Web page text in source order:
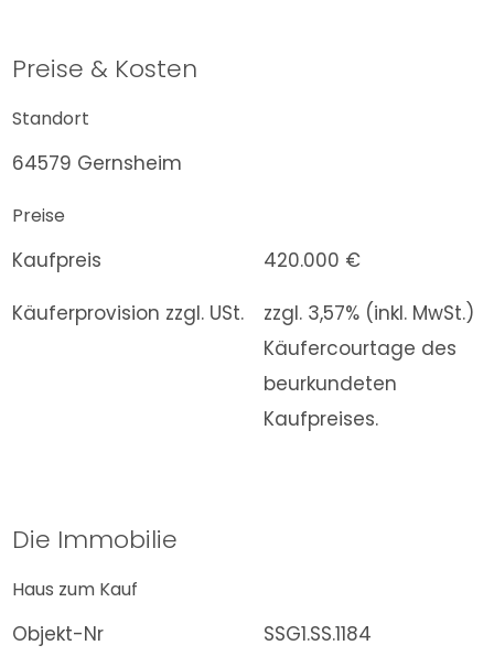
Preise & Kosten
Standort
64579 Gernsheim
Preise
Kaufpreis
420.000 €
Käuferprovision zzgl. USt.
zzgl. 3,57% (inkl. MwSt.)
Käufercourtage des
beurkundeten
Kaufpreises.
Die Immobilie
Haus zum Kauf
Objekt-Nr
SSG1.SS.1184